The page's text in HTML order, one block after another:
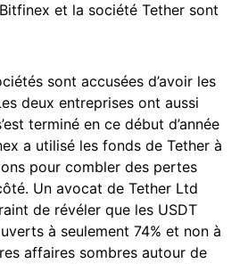
et la société Tether sont
sont accusées d’avoir les
deux entreprises ont aussi
terminé en ce début d’année
a utilisé les fonds de Tether à
pour combler des pertes
Un avocat de Tether Ltd
de révéler que les USDT
à seulement 74% et non à
affaires sombres autour de